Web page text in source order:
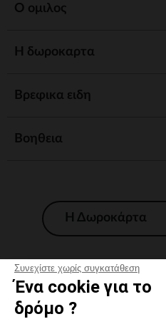
Συνεχίστε χωρίς συγκατάθεση
Ένα cookie για το
δρόμο ?
Ο ομιλος
Η δωροκαρτα
Βρεφικα ειδη
Βοηθεια
Η Δωροκάρτα
Γενικοί